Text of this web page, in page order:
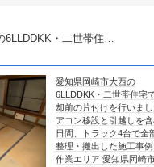
二世帯住…
知県岡崎市大西の
6LLDDKK・二世帯住宅で、売
前の片付けを行いました。エ
コン移設と引越しを含めて4
間、トラック4台で全部屋を
整理・搬出した施工事例です。
業エリア 愛知県岡崎市大西